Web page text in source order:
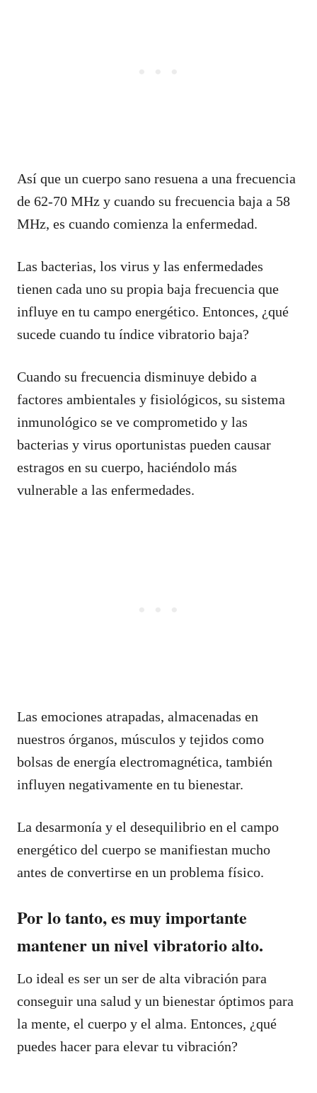
Así que un cuerpo sano resuena a una frecuencia
de 62-70 MHz y cuando su frecuencia baja a 58
MHz, es cuando comienza la enfermedad.
Las bacterias, los virus y las enfermedades
tienen cada uno su propia baja frecuencia que
influye en tu campo energético. Entonces, ¿qué
sucede cuando tu índice vibratorio baja?
Cuando su frecuencia disminuye debido a
factores ambientales y fisiológicos, su sistema
inmunológico se ve comprometido y las
bacterias y virus oportunistas pueden causar
estragos en su cuerpo, haciéndolo más
vulnerable a las enfermedades.
Las emociones atrapadas, almacenadas en
nuestros órganos, músculos y tejidos como
bolsas de energía electromagnética, también
influyen negativamente en tu bienestar.
La desarmonía y el desequilibrio en el campo
energético del cuerpo se manifiestan mucho
antes de convertirse en un problema físico.
Por lo tanto, es muy importante
mantener un nivel vibratorio alto.
Lo ideal es ser un ser de alta vibración para
conseguir una salud y un bienestar óptimos para
la mente, el cuerpo y el alma. Entonces, ¿qué
puedes hacer para elevar tu vibración?